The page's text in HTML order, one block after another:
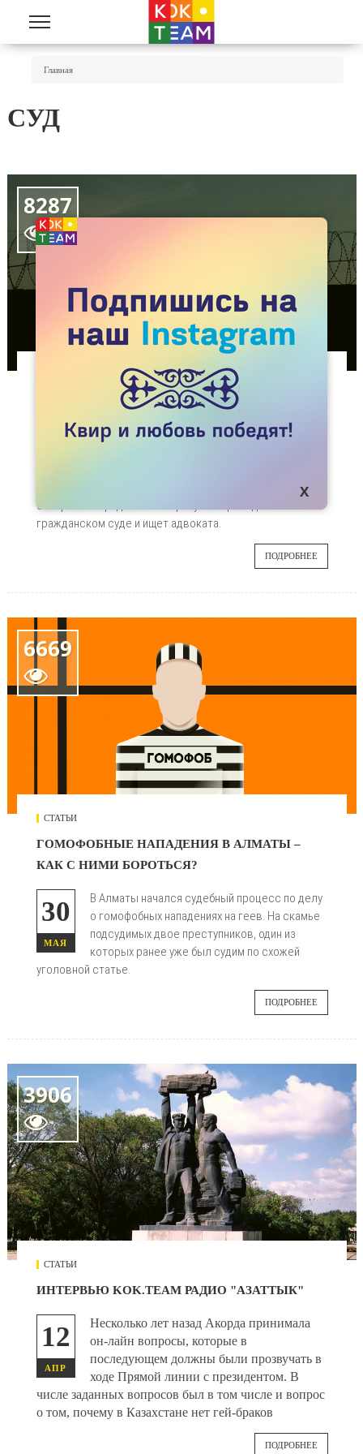
Перейти к основному содержанию
Главная
СУД
8287

АЯН ВЫИГРАЛ СУД ПРОТИВ НАСИЛЬНИКОВ
31
В Астане вынесли приговор гомофобным
собирается продолжить борьбу за справедливость в
гражданском суде и ищет адвоката.
ПОДРОБНЕЕ
6669

СТАТЬИ
ГОМОФОБНЫЕ НАПАДЕНИЯ В АЛМАТЫ –
КАК С НИМИ БОРОТЬСЯ?
30
МАЯ
В Алматы начался судебный процесс по делу
о гомофобных нападениях на геев. На скамье
подсудимых двое преступников, один из
которых ранее уже был судим по схожей
уголовной статье.
ПОДРОБНЕЕ
3906

СТАТЬИ
ИНТЕРВЬЮ KOK.TEAM РАДИО "АЗАТТЫК"
12
АПР
Несколько лет назад Акорда принимала
он-лайн вопросы, которые в
последующем должны были прозвучать в
ходе Прямой линии с президентом. В
числе заданных вопросов был в том числе и вопрос
о том, почему в Казахстане нет гей-браков
ПОДРОБНЕЕ